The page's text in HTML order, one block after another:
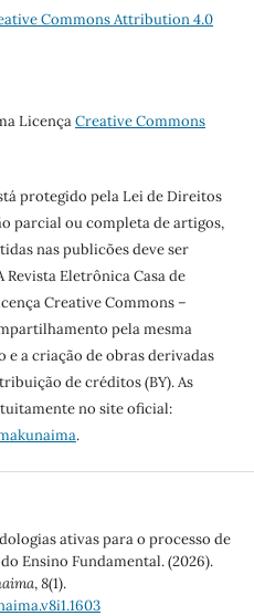
Commons Attribution 4.0
LicençaCreative Commons
protegido pela Lei de Direitos
parcial ou completa de artigos,
nas publicões deve ser
Eletrônica Casa de
Creative Commons –
pela mesma
e a criação de obras derivadas
de créditos (BY). As
no site oficial:
.
ativas para o processo de
Ensino Fundamental. (2026).
,8(1).